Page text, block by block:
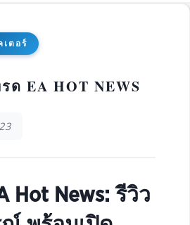
ตอร์
ด EA HOT NEWS
Hot News: รีวิว